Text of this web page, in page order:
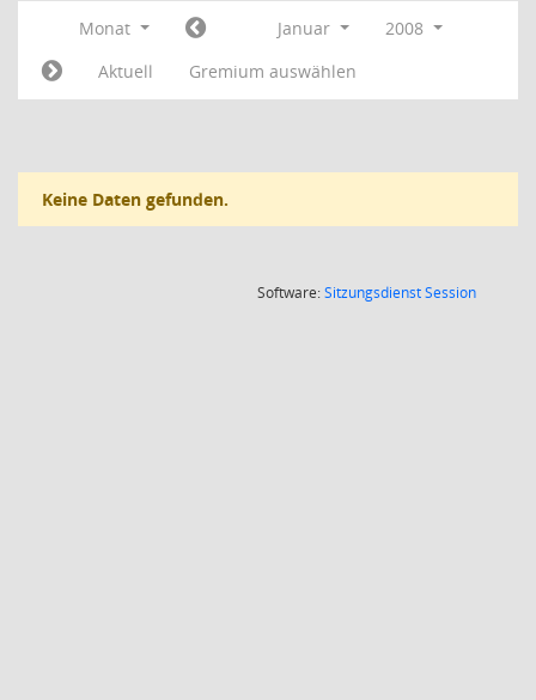
Monat Januar
2008
Aktuell
Gremium auswählen
Keine Daten gefunden.
Software:SitzungsdienstSession(Wird in